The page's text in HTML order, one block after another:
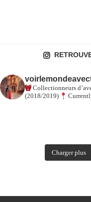
Collectionneurs
(2018/2019)
Charger plus